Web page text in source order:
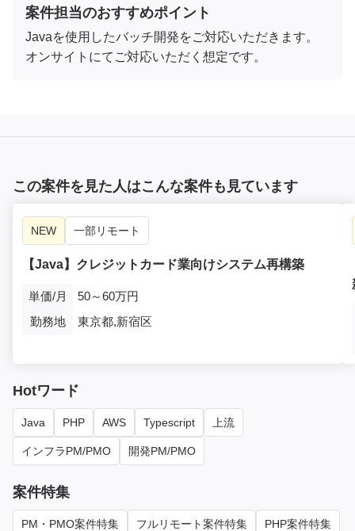
案件担当のおすすめポイント
Javaを使用したバッチ開発をご対応いただきます。
オンサイトにてご対応いただく想定です。
この案件を見た人はこんな案件も見ています
NEW 一部リモート
【Java】クレジットカード業向けシステム再構築
単価/月
50～60万円
勤務地
東京都,新宿区
Hotワード
Java PHP AWS Typescript 上流
インフラPM/PMO 開発PM/PMO
案件特集
PM・PMO案件特集 フルリモート案件特集 PHP案件特集